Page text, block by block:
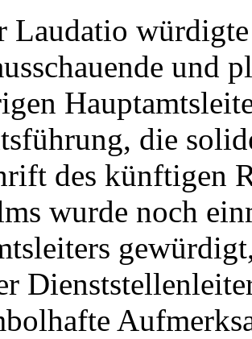
Laudatio
und
die
des künftigen
wurde noch